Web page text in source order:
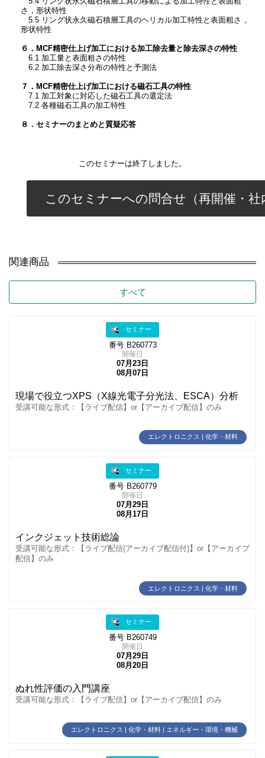
さ，形状特性
5.5 リング状永久磁石積層工具のヘリカル加工特性と表面粗さ，
形状特性
６．MCF精密仕上げ加工における加工除去量と除去深さの特性
6.1 加工量と表面粗さの特性
6.2 加工除去深さ分布の特性と予測法
７．MCF精密仕上げ加工における磁石工具の特性
7.1 加工対象に対応した磁石工具の選定法
7.2 各種磁石工具の加工特性
８．セミナーのまとめと質疑応答
このセミナーは終了しました。
このセミナーへの問合せ（再開催・社
関連商品
すべて
セミナー
番号 B260773
開催日
07月23日
08月07日
現場で役立つXPS（X線光電子分光法、ESCA）分析
受講可能な形式：【ライブ配信】or【アーカイブ配信】のみ
エレクトロニクス | 化学・材料
セミナー
番号 B260779
開催日
07月29日
08月17日
インクジェット技術総論
受講可能な形式：【ライブ配信(アーカイブ配信付)】or【アーカイブ
配信】のみ
エレクトロニクス | 化学・材料
セミナー
番号 B260749
開催日
07月29日
08月20日
ぬれ性評価の入門講座
受講可能な形式：【ライブ配信】or【アーカイブ配信】のみ
エレクトロニクス | 化学・材料 | エネルギー・環境・機械